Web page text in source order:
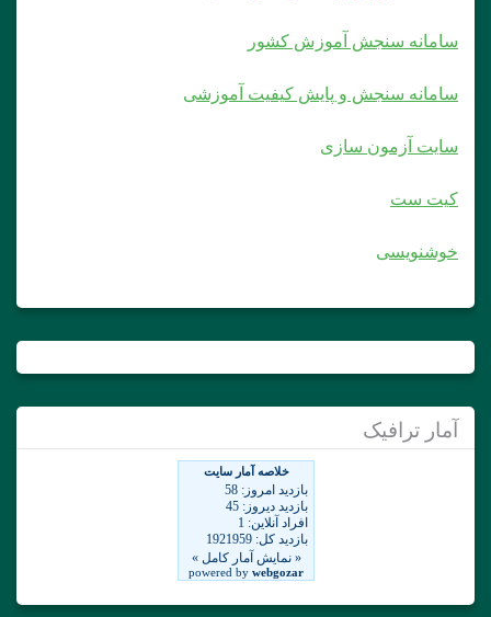
سامانه سنجش آموزش کشور
سامانه سنجش و پایش کیفیت آموزشی
سایت آزمون سازی
کیت ست
خوشنویسی
آمار ترافیک